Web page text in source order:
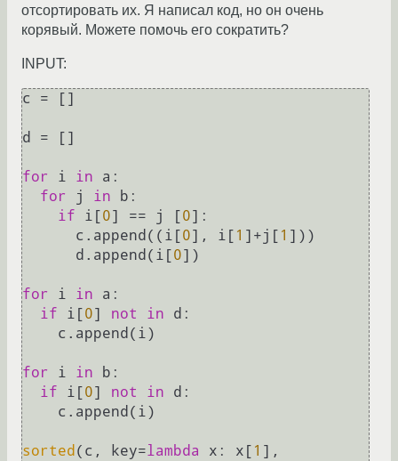
отсортировать их. Я написал код, но он очень
корявый. Можете помочь его сократить?
INPUT:
c = []
d = []
for i in a:
for
j in b:
if i[0] == j [0]:
      c.append((i[
0], i[ 1 ]+j[ 1 ]))
      d.append(i[
0])
for i in a:
if i[0] not in d:
for i in b:
if i[0] not in d:
sorted (c, key=lambda x: x[ 1 ],